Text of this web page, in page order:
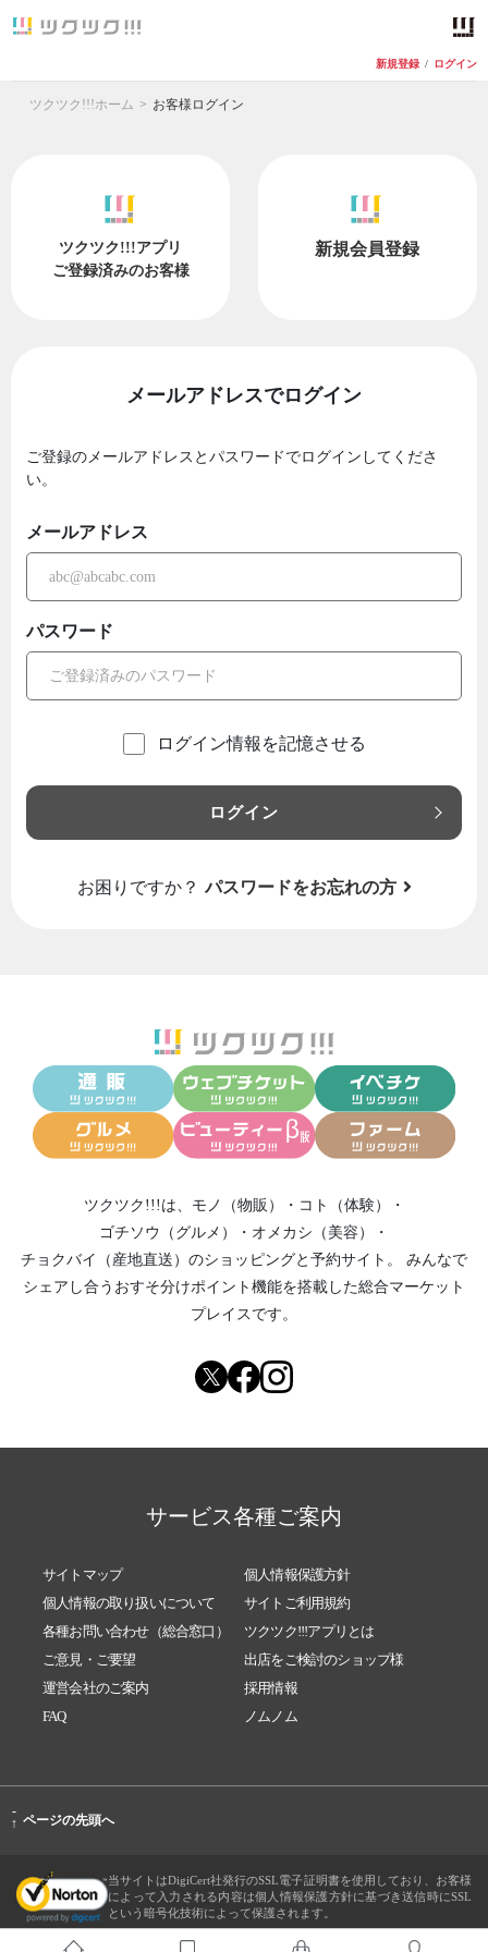
新規登録 / ログイン
ツクツク!!!ホーム お客様ログイン
ツクツク!!!アプリ
ご登録済みのお客様
新規会員登録
メールアドレスでログイン
ご登録のメールアドレスとパスワードでログインしてくださ
い。
メールアドレス
パスワード
ログイン情報を記憶させる
ログイン
お困りですか？ パスワードをお忘れの方
ツクツク!!!は、 モノ（物販） ・ コト（体験）
・
ゴチソウ（グルメ）
・ オメカシ（美容）
・
チョクバイ（産地直送） のショッピングと予約サイト。
みんなで
シェアし合う おすそ分けポイント機能を搭載した総合マーケット
プレイスです。
サービス各種ご案内
サイトマップ
個人情報保護方針
個人情報の取り扱いについて
サイトご利用規約
各種お問い合わせ（総合窓口）
ツクツク!!!アプリとは
ご意見・ご要望
出店をご検討のショップ様
運営会社のご案内
採用情報
FAQ
ノムノム
-
↑ ページの先頭へ
当サイトはDigiCert社発行のSSL電子証明書を使用しており、お客様
によって入力される内容は個人情報保護方針に基づき送信時にSSL
という暗号化技術によって保護されます。